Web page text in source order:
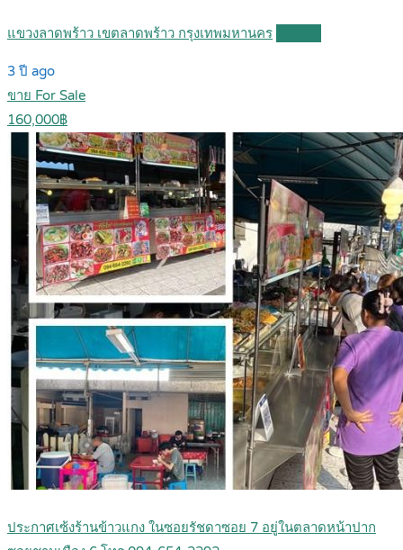
แขวงลาดพร้าว เขตลาดพร้าว กรุงเทพมหานคร
3 ปี ago
ขาย For Sale
160,000฿
ประกาศเซ้งร้านข้าวแกง ในซอยรัชดาซอย 7 อยู่ในตลาดหน้าปาก